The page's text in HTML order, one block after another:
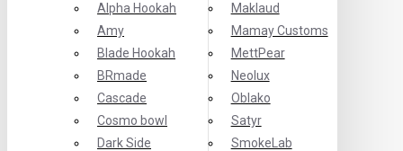
Alpha Hookah
Amy
Blade Hookah
BRmade
Cascade
Cosmo bowl
Dark Side
Maklaud
Mamay Customs
MettPear
Neolux
Oblako
Satyr
SmokeLab